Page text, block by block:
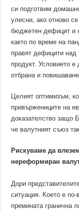
си подготвим
улесни, ако отново
бюджетен дефицит и
както по време на
правят дефицити над
продукт. Условието
отбрана и
Целият оптимизъм,
привържениците на
доказателство защо
че валутният съюз
Рискуваме да
нереформиран
Дори
ситуация. Което е
премината гранична